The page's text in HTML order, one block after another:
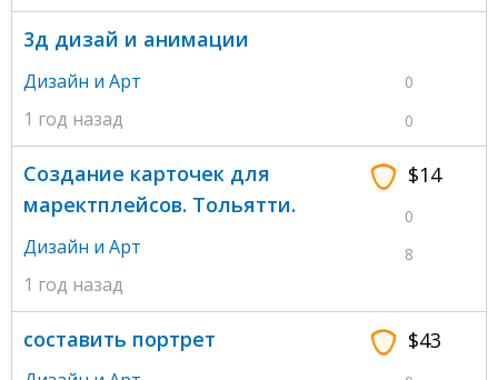
0
0
3д дизай и анимации
Дизайн и Арт
1 год назад
$14
0
8
Создание карточек для
маректплейсов. Тольятти.
Дизайн и Арт
1 год назад
$43
составить портрет